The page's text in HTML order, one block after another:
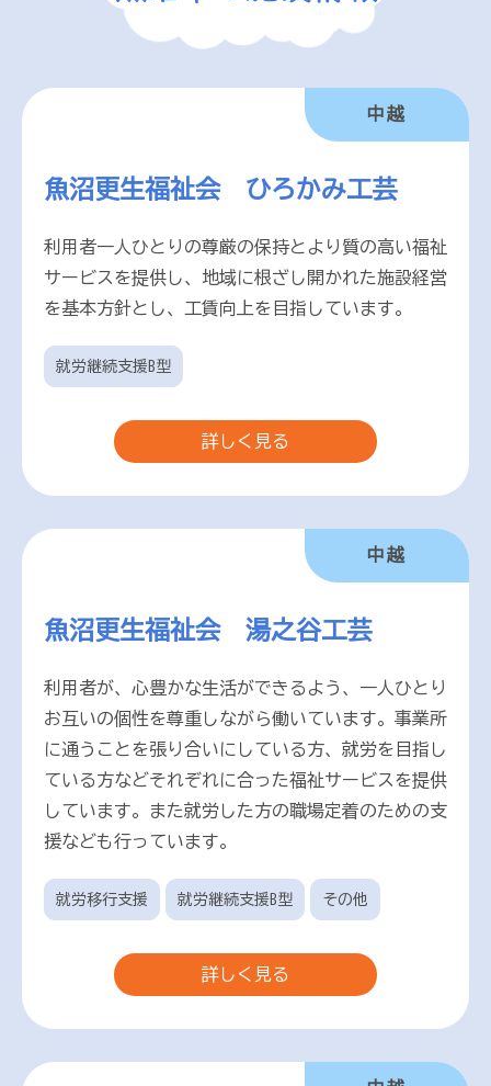
魚沼更生福祉会 ひろかみ工芸
中越
利用者一人ひとりの尊厳の保持とより質の高い福祉
サービスを提供し、地域に根ざし開かれた施設経営
を基本方針とし、工賃向上を目指しています。
就労継続支援B型
詳しく見る
魚沼更生福祉会 湯之谷工芸
中越
利用者が、心豊かな生活ができるよう、一人ひとり
お互いの個性を尊重しながら働いています。事業所
に通うことを張り合いにしている方、就労を目指し
ている方などそれぞれに合った福祉サービスを提供
しています。また就労した方の職場定着のための支
援なども行っています。
就労移行支援 就労継続支援B型 その他
詳しく見る